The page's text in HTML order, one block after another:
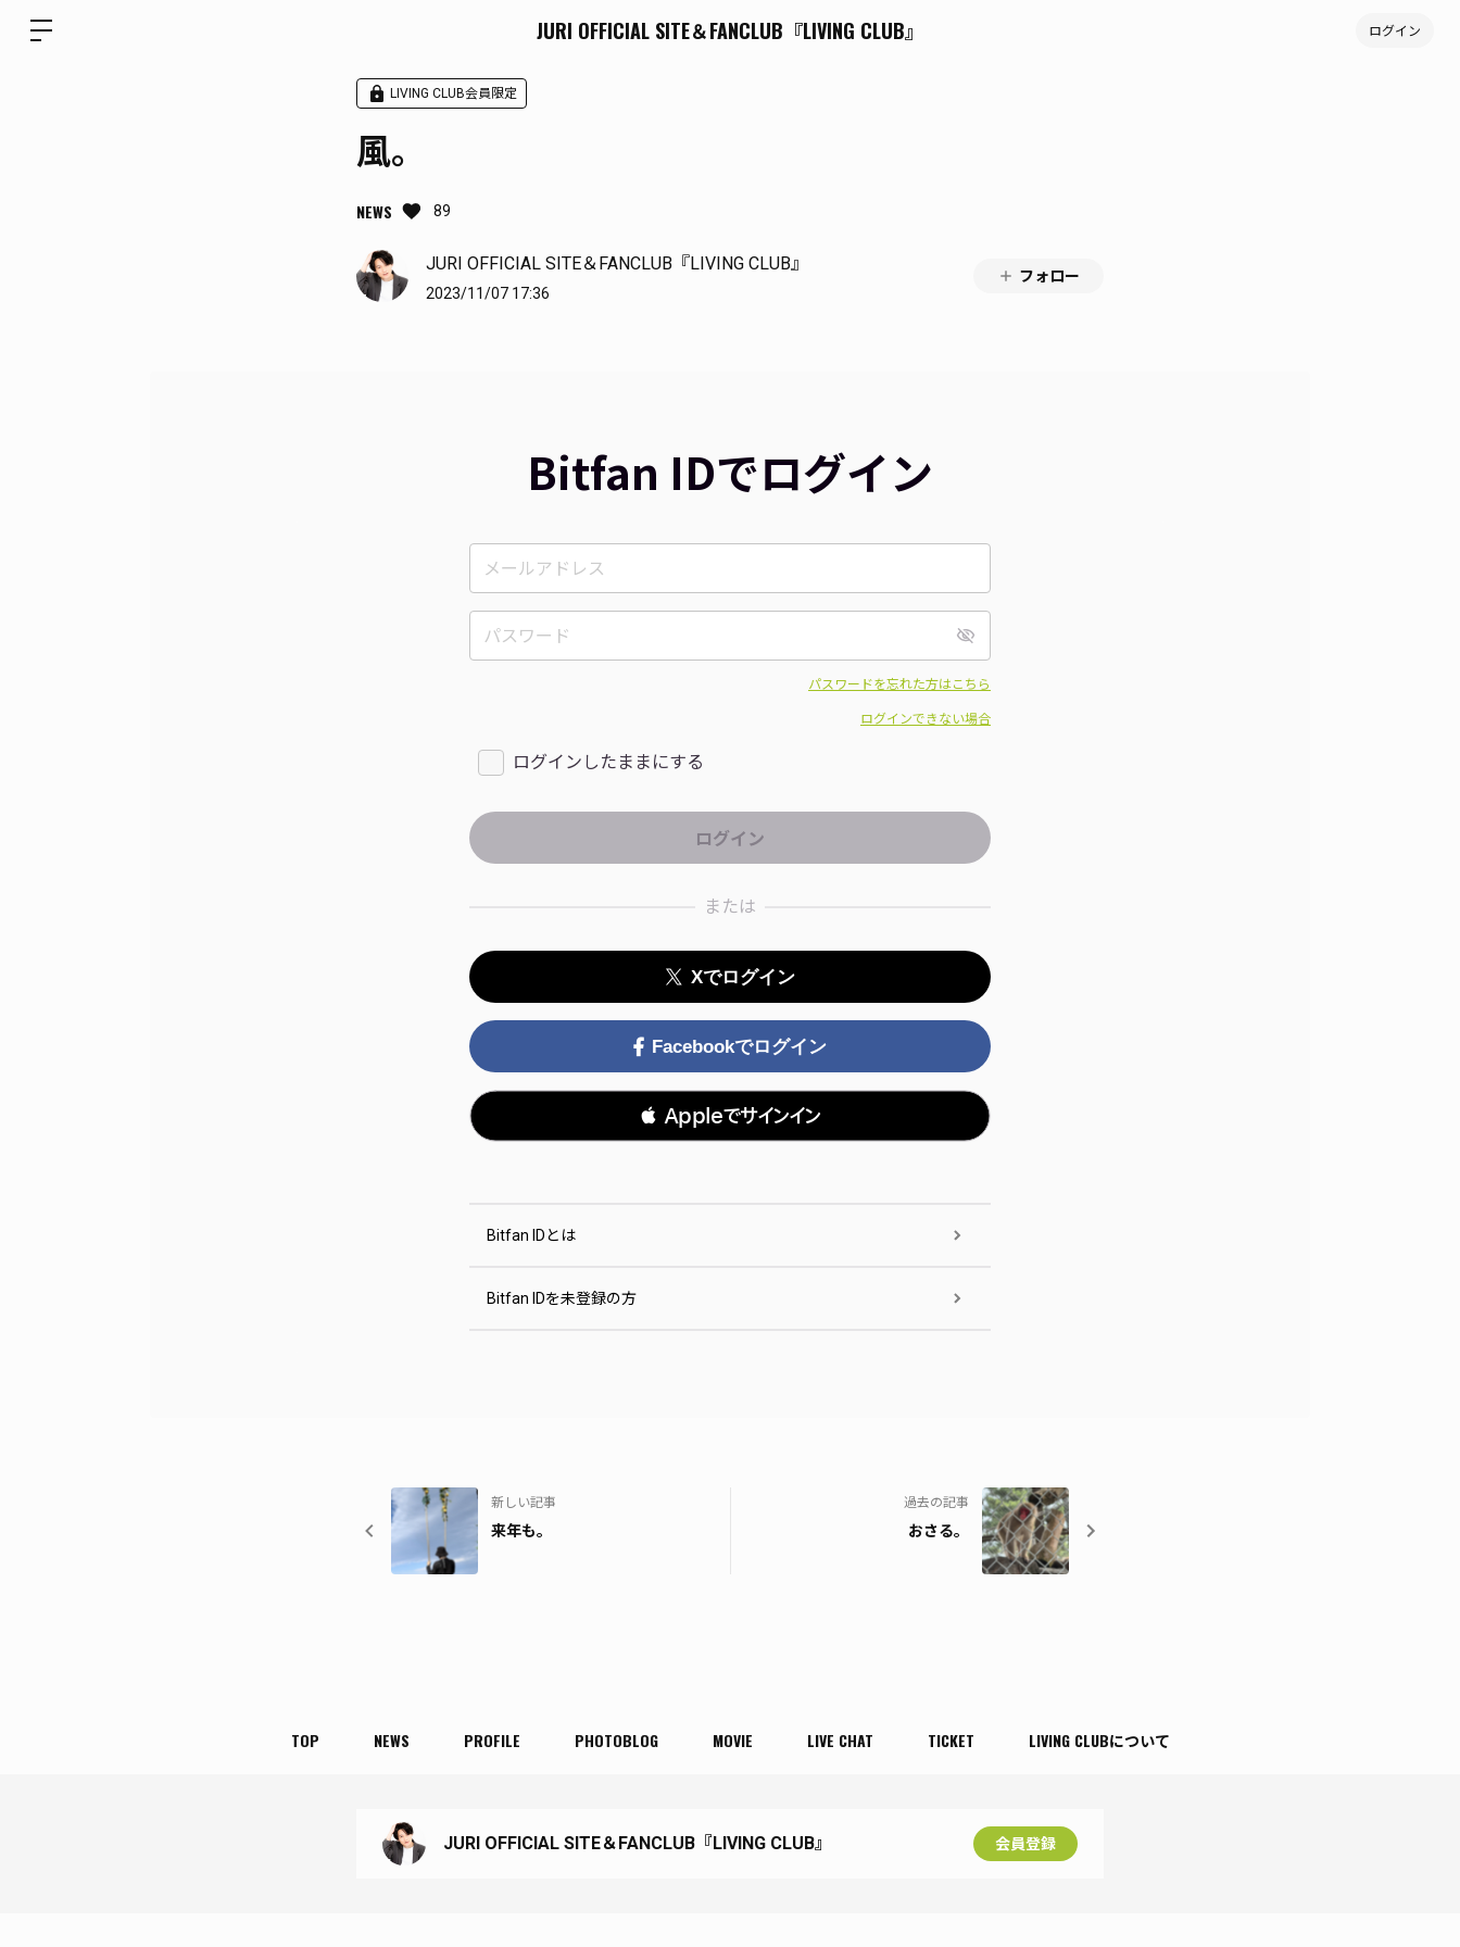
JURI OFFICIAL SITE＆FANCLUB『LIVING CLUB』 ログイン
LIVING CLUB会員限定
風。
NEWS 89
JURI OFFICIAL SITE＆FANCLUB『LIVING CLUB』
2023/11/07 17:36
フォロー
Bitfan IDでログイン
パスワードを忘れた方はこちら
ログインできない場合
ログインしたままにする
または
Xでログイン
Facebookでログイン
 Appleでサインイン
Bitfan IDとは
Bitfan IDを未登録の方
新しい記事
来年も。
過去の記事
おさる。
TOP NEWS PROFILE PHOTOBLOG MOVIE LIVE CHAT TICKET LIVING CLUBについて
JURI OFFICIAL SITE＆FANCLUB『LIVING CLUB』 会員登録